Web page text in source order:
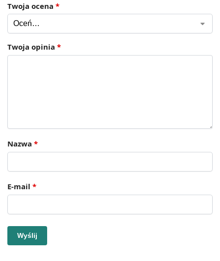
Twoja ocena *
Twoja opinia *
Nazwa *
E-mail *